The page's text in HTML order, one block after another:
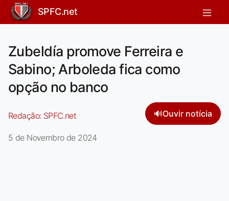
SPFC.net
Zubeldía promove Ferreira e
Sabino; Arboleda fica como
opção no banco
Redação: SPFC.net 🔊Ouvir notícia
5 de Novembro de 2024